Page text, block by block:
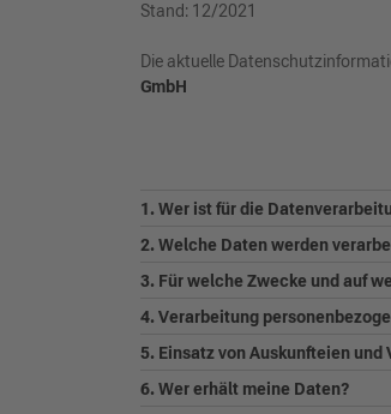
Stand: 12/2021
Die aktuelle
GmbH
1. Wer ist für die
2. Welche Daten werden
3. Für welche Zwecke und auf
4. Verarbeitung
5. Einsatz von Auskunfteien
6. Wer erhält meine Daten?